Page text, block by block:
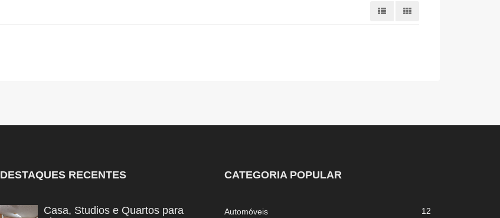
DESTAQUES RECENTES
Casa, Studios e Quartos para
CATEGORIA POPULAR
Automóveis 12